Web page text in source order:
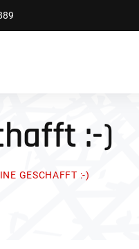
:-)
GESCHAFFT :-)